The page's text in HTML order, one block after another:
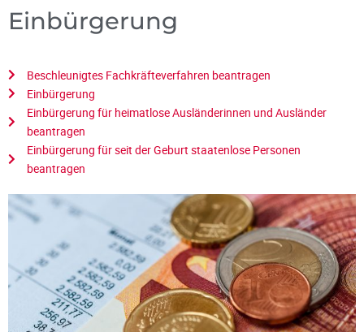
Einbürgerung
Beschleunigtes Fachkräfteverfahren beantragen
Einbürgerung
Einbürgerung für heimatlose Ausländerinnen und Ausländer
beantragen
Einbürgerung für seit der Geburt staatenlose Personen
beantragen